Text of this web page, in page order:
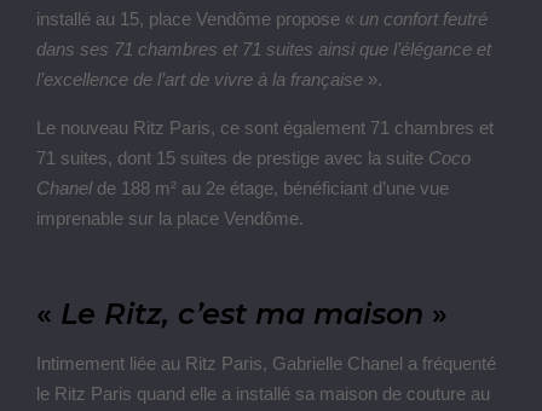
installé au 15, place Vendôme propose « un confort feutré
dans ses 71 chambres et 71 suites ainsi que l’élégance et
l’excellence de l’art de vivre à la française ».
Le nouveau Ritz Paris, ce sont également 71 chambres et
71 suites, dont 15 suites de prestige avec la suite Coco
Chanelde 188 m² au 2e étage, bénéficiant d’une vue
imprenable sur la place Vendôme.
« Le Ritz, c’est ma maison »
Intimement liée au Ritz Paris, Gabrielle Chanel a fréquenté
le Ritz Paris quand elle a installé sa maison de couture au